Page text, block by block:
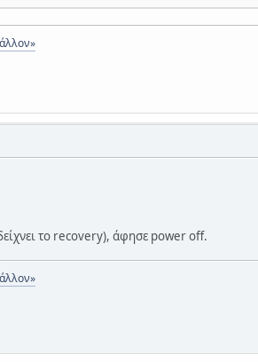
το recovery), άφησε power off.